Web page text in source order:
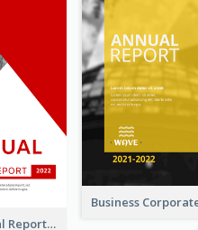
Black & Red Annual Reports